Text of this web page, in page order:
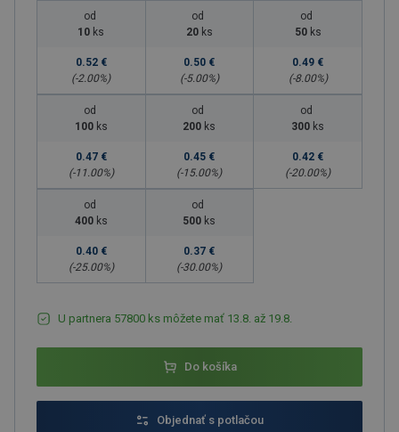
od
10 ks
0.52 €
(-2.00%)
od
20 ks
0.50 €
(-5.00%)
od
50 ks
0.49 €
(-8.00%)
od
100 ks
0.47 €
(-11.00%)
od
200 ks
0.45 €
(-15.00%)
od
300 ks
0.42 €
(-20.00%)
od
400 ks
0.40 €
(-25.00%)
od
500 ks
0.37 €
(-30.00%)
U partnera 57800 ks môžete mať 13.8. až 19.8.
Do košíka
Objednať s potlačou